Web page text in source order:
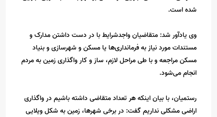
شده است.
وی یادآور شد: متقاضیان واجدشرایط با در دست داشتن مدارک و
مستندات مورد نیاز به فرمانداری‌ها یا مسکن و شهرسازی و بنیاد
مسکن مراجعه و با طی مراحل لازم، ساز و کار واگذاری زمین به مردم
انجام می‌شود.
رستمیان، با بیان اینکه هر تعداد متقاضی داشته باشیم در واگذاری
اراضی مشکلی نداریم گفت: در برخی شهرها، زمین به شکل ویلایی